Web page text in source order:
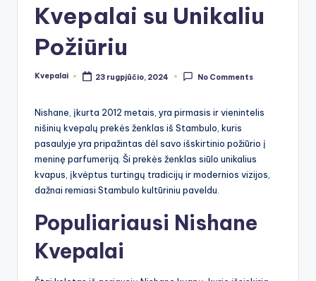
Kvepalai su Unikaliu
Požiūriu
Posted
Kvepalai 23 rugpjūčio, 2024 No Comments
Nishane, įkurta 2012 metais, yra pirmasis ir vienintelis
nišinių kvepalų prekės ženklas iš Stambulo, kuris
pasaulyje yra pripažintas dėl savo išskirtinio požiūrio į
meninę parfumeriją. Ši prekės ženklas siūlo unikalius
kvapus, įkvėptus turtingų tradicijų ir modernios vizijos,
dažnai remiasi Stambulo kultūriniu paveldu.
Populiariausi Nishane
Kvepalai